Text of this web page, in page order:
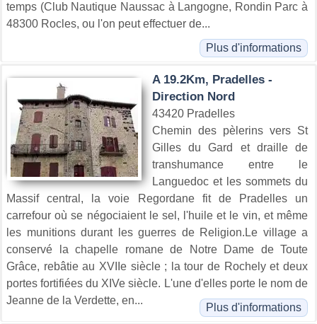
temps (Club Nautique Naussac à Langogne, Rondin Parc à
48300 Rocles, ou l'on peut effectuer de...
Plus d'informations
A 19.2Km, Pradelles -
Direction Nord
43420 Pradelles
Chemin des pèlerins vers St
Gilles du Gard et draille de
transhumance entre le
Languedoc et les sommets du
Massif central, la voie Regordane fit de Pradelles un
carrefour où se négociaient le sel, l'huile et le vin, et même
les munitions durant les guerres de Religion.Le village a
conservé la chapelle romane de Notre Dame de Toute
Grâce, rebâtie au XVIIe siècle ; la tour de Rochely et deux
portes fortifiées du XIVe siècle. L'une d'elles porte le nom de
Jeanne de la Verdette, en...
Plus d'informations